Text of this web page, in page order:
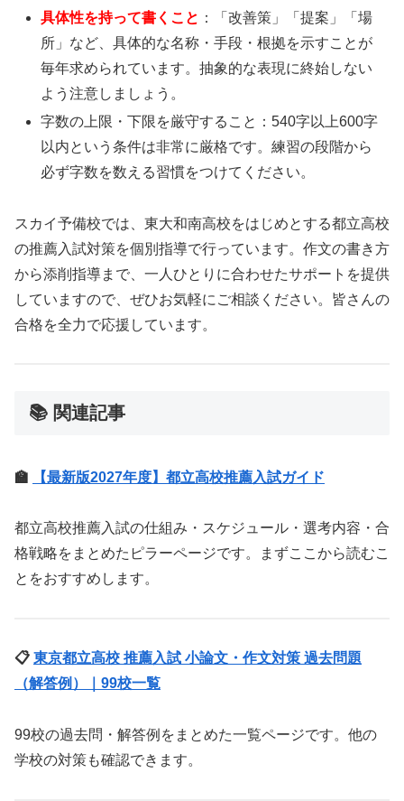
具体性を持って書くこと ：「改善策」「提案」「場
所」など、具体的な名称・手段・根拠を示すことが
毎年求められています。抽象的な表現に終始しない
よう注意しましょう。
字数の上限・下限を厳守すること：540字以上600字
以内という条件は非常に厳格です。練習の段階から
必ず字数を数える習慣をつけてください。
スカイ予備校では、東大和南高校をはじめとする都立高校
の推薦入試対策を個別指導で行っています。作文の書き方
から添削指導まで、一人ひとりに合わせたサポートを提供
していますので、ぜひお気軽にご相談ください。皆さんの
合格を全力で応援しています。
📚 関連記事
🏫 【最新版2027年度】都立高校推薦入試ガイド
都立高校推薦入試の仕組み・スケジュール・選考内容・合
格戦略をまとめたピラーページです。まずここから読むこ
とをおすすめします。
📋 東京都立高校 推薦入試 小論文・作文対策 過去問題
（解答例）｜99校一覧
99校の過去問・解答例をまとめた一覧ページです。他の
学校の対策も確認できます。